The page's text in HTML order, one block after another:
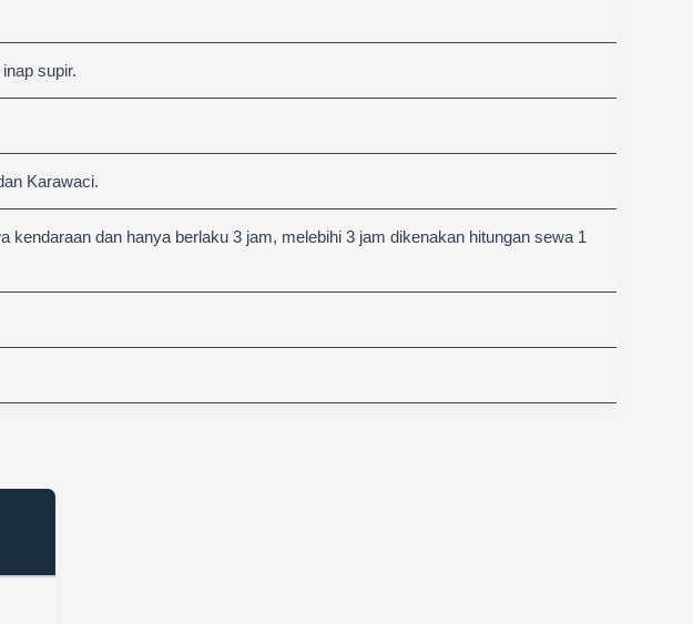
supir.
Karawaci.
dan hanya berlaku 3 jam, melebihi 3 jam dikenakan hitungan sewa 1